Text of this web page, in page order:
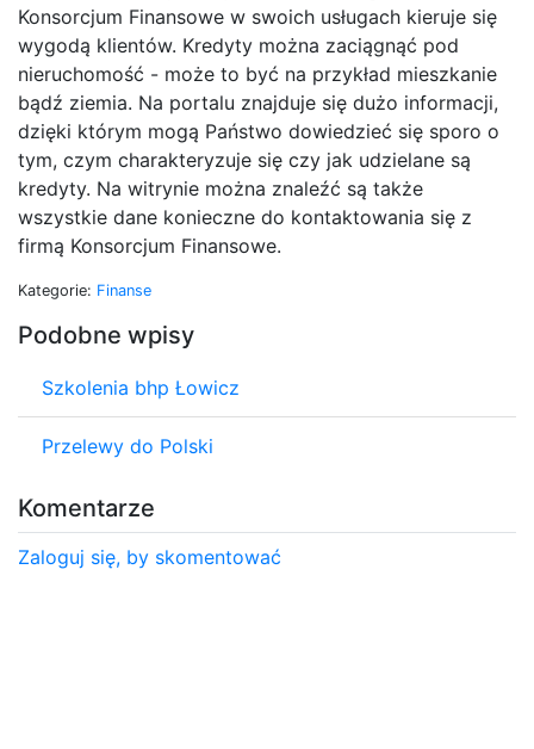
Konsorcjum Finansowe w swoich usługach kieruje się
wygodą klientów. Kredyty można zaciągnąć pod
nieruchomość - może to być na przykład mieszkanie
bądź ziemia. Na portalu znajduje się dużo informacji,
dzięki którym mogą Państwo dowiedzieć się sporo o
tym, czym charakteryzuje się czy jak udzielane są
kredyty. Na witrynie można znaleźć są także
wszystkie dane konieczne do kontaktowania się z
firmą Konsorcjum Finansowe.
Kategorie: Finanse
Podobne wpisy
Szkolenia bhp Łowicz
Przelewy do Polski
Komentarze
Zaloguj się, by skomentować